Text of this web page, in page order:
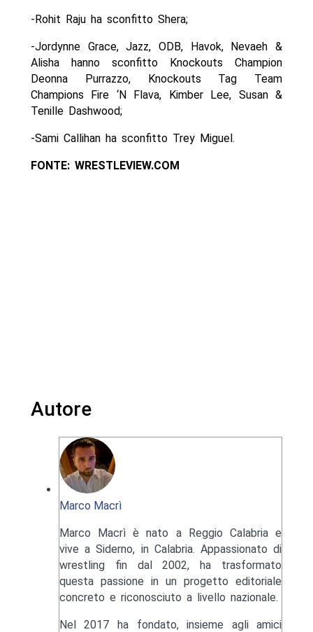
-Rohit Raju ha sconfitto Shera;
-Jordynne Grace, Jazz, ODB, Havok, Nevaeh &
Alisha hanno sconfitto Knockouts Champion
Deonna Purrazzo, Knockouts Tag Team
Champions Fire ‘N Flava, Kimber Lee, Susan &
Tenille Dashwood;
-Sami Callihan ha sconfitto Trey Miguel.
FONTE: WRESTLEVIEW.COM
Autore
Marco Macrì
Marco Macrì è nato a Reggio Calabria e
vive a Siderno, in Calabria. Appassionato di
wrestling fin dal 2002, ha trasformato
questa passione in un progetto editoriale
concreto e riconosciuto a livello nazionale.
Nel 2017 ha fondato, insieme agli amici